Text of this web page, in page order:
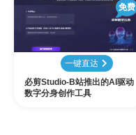
免费
一键直达
必剪Studio-B站推出的AI驱动
数字分身创作工具